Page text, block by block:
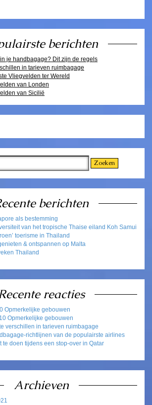
berichten
je handbagage? Dit zijn de regels
in tarieven ruimbagage
Vliegvelden ter Wereld
van Londen
van Sicilië
berichten
als bestemming
van het tropische Thaise eiland Koh Samui
toerisme in Thailand
& ontspannen op Malta
Thailand
reacties
Opmerkelijke gebouwen
10 Opmerkelijke gebouwen
verschillen in tarieven ruimbagage
richtlijnen van de populairste airlines
te doen tijdens een stop-over in Qatar
Archieven